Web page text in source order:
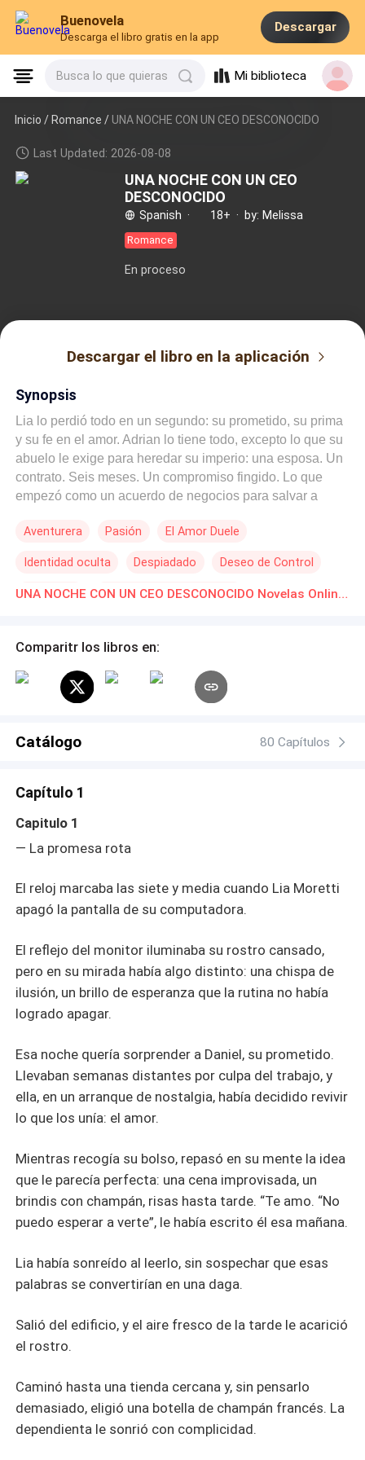
Buenovela
Descarga el libro gratis en la app
Descargar
Busca lo que quieras Mi biblioteca
Inicio /Romance / UNA NOCHE CON UN CEO DESCONOCIDO
Last Updated: 2026-08-08
UNA NOCHE CON UN CEO
DESCONOCIDO
Spanish · 18+ · by: Melissa
Romance
En proceso
Descargar el libro en la aplicación
Synopsis
Lia lo perdió todo en un segundo: su prometido, su prima
y su fe en el amor. Adrian lo tiene todo, excepto lo que su
abuelo le exige para heredar su imperio: una esposa. Un
contrato. Seis meses. Un compromiso fingido. Lo que
empezó como un acuerdo de negocios para salvar a
campo de batalla emocional. Ella no sabe que él es el
no sabe que la secretaria a la que desprecia es la mujer
que no puede sacar de sus pensamientos. En un juego
máscaras antes de que el engaño los destruya a ambos?
Aventurera Pasión El Amor Duele
Identidad oculta Despiadado Deseo de Control
Infidelidad Matrimonio por Contrato UNA NOCHE CON UN CEO DESCONOCIDO Novelas Online Descarga gratuita de PDF
Comparitr los libros en:
Catálogo 80 Capítulos
Capítulo 1
Capitulo 1
— La promesa rota
El reloj marcaba las siete y media cuando Lia Moretti
apagó la pantalla de su computadora.
El reflejo del monitor iluminaba su rostro cansado,
pero en su mirada había algo distinto: una chispa de
ilusión, un brillo de esperanza que la rutina no había
logrado apagar.
Esa noche quería sorprender a Daniel, su prometido.
Llevaban semanas distantes por culpa del trabajo, y
ella, en un arranque de nostalgia, había decidido revivir
lo que los unía: el amor.
Mientras recogía su bolso, repasó en su mente la idea
que le parecía perfecta: una cena improvisada, un
brindis con champán, risas hasta tarde. “Te amo. “No
puedo esperar a verte”, le había escrito él esa mañana.
Lia había sonreído al leerlo, sin sospechar que esas
palabras se convertirían en una daga.
Salió del edificio, y el aire fresco de la tarde le acarició
el rostro.
Caminó hasta una tienda cercana y, sin pensarlo
demasiado, eligió una botella de champán francés. La
dependienta le sonrió con complicidad.